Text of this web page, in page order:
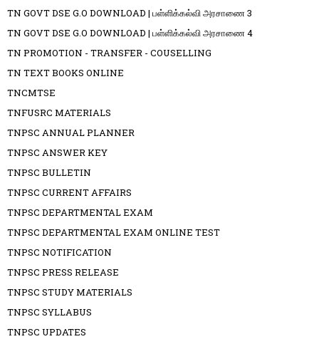
TN GOVT DSE G.O DOWNLOAD | பள்ளிக்கல்வி அரசாணை 3
TN GOVT DSE G.O DOWNLOAD | பள்ளிக்கல்வி அரசாணை 4
TN PROMOTION - TRANSFER - COUSELLING
TN TEXT BOOKS ONLINE
TNCMTSE
TNFUSRC MATERIALS
TNPSC ANNUAL PLANNER
TNPSC ANSWER KEY
TNPSC BULLETIN
TNPSC CURRENT AFFAIRS
TNPSC DEPARTMENTAL EXAM
TNPSC DEPARTMENTAL EXAM ONLINE TEST
TNPSC NOTIFICATION
TNPSC PRESS RELEASE
TNPSC STUDY MATERIALS
TNPSC SYLLABUS
TNPSC UPDATES